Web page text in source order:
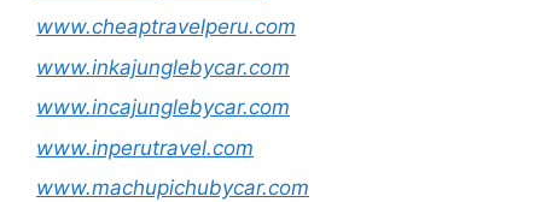
www.cheaptravelperu.com
www.inkajunglebycar.com
www.incajunglebycar.com
www.inperutravel.com
www.machupichubycar.com